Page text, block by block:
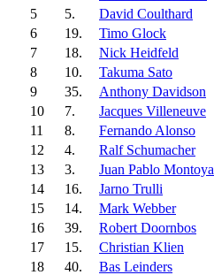
5
5. David Coulthard
6
19. Timo Glock
7
18. Nick Heidfeld
8
10. Takuma Sato
9
35. Anthony Davidson
10
7. Jacques Villeneuve
11
8. Fernando Alonso
12
4. Ralf Schumacher
13
3. Juan Pablo Montoya
14
16. Jarno Trulli
15
14. Mark Webber
16
39. Robert Doornbos
17
15. Christian Klien
18
40. Bas Leinders